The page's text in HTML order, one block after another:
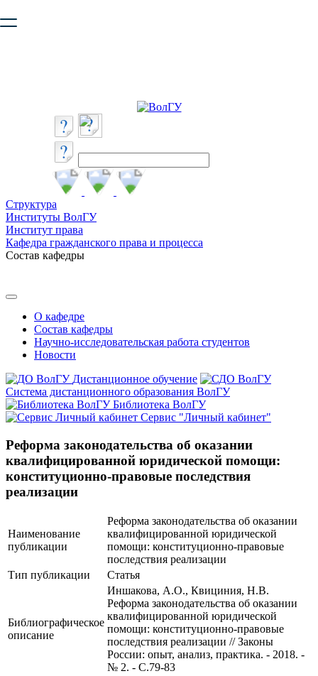
безопасную работу с сайтом. Пожалуйста
Структура
Институты ВолГУ
Институт права
Кафедра гражданского права и процесса
Состав кафедры
О кафедре
Состав кафедры
Научно-исследовательская работа студентов
Новости
Дистанционное обучение
Система дистанционного образования ВолГУ
Библиотека ВолГУ
Сервис "Личный кабинет"
Реформа законодательства об оказании
квалифицированной юридической помощи:
конституционно-правовые последствия
реализации
Наименование
публикации
Реформа законодательства об оказании
квалифицированной юридической
помощи: конституционно-правовые
последствия реализации
Тип публикации
Статья
Библиографическое
описание
Иншакова, А.О., Квициния, Н.В.
Реформа законодательства об оказании
квалифицированной юридической
помощи: конституционно-правовые
последствия реализации // Законы
России: опыт, анализ, практика. - 2018. -
№ 2. - С.79-83